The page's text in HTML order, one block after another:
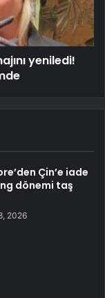
yeniledi!
Çin’e iade
dönemi taş
2026